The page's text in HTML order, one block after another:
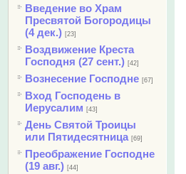
Введение во Храм
Пресвятой Богородицы
(4 дек.) [23]
Воздвижение Креста
Господня (27 сент.) [42]
Вознесение Господне [67]
Вход Господень в
Иерусалим [43]
День Святой Троицы
или Пятидесятница [69]
Преображение Господне
(19 авг.) [44]